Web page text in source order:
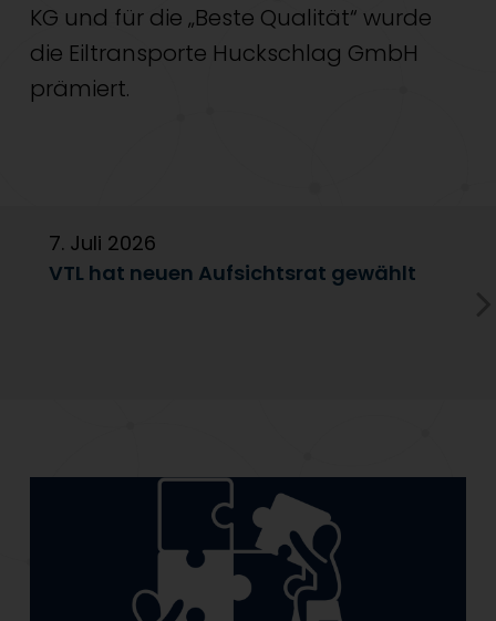
KG und für die „Beste Qualität“ wurde
die Eiltransporte Huckschlag GmbH
prämiert.
7. Juli 2026
VTL hat neuen Aufsichtsrat gewählt